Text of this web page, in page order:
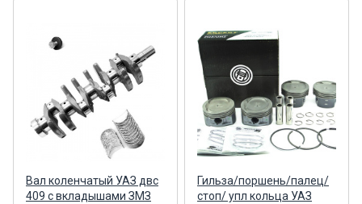
Вал коленчатый УАЗ двс
409 с вкладышами ЗМЗ
Гильза/поршень/палец/
стоп/ упл кольца УАЗ